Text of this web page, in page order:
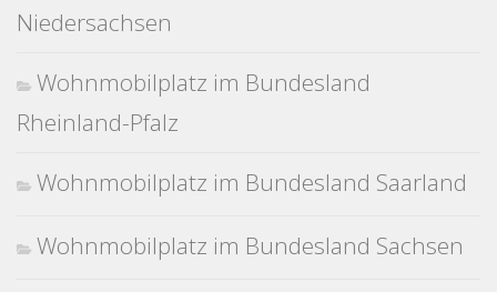
Niedersachsen
Wohnmobilplatz im Bundesland
Rheinland-Pfalz
Wohnmobilplatz im Bundesland Saarland
Wohnmobilplatz im Bundesland Sachsen